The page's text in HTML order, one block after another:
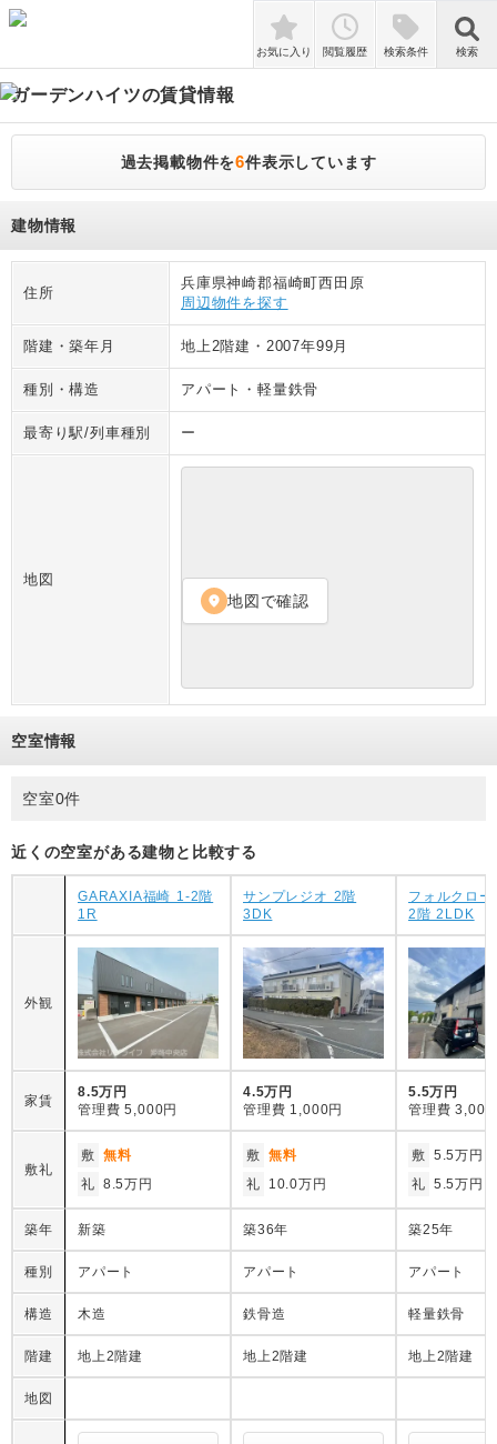
検索
お気に入り 閲覧履歴 検索条件 検索
ガーデンハイツの賃貸情報
過去掲載物件を6件表示しています
建物情報
住所
兵庫県神崎郡福崎町西田原
周辺物件を探す
階建・築年月 地上2階建 ・ 2007年99月
種別・構造 アパート ・軽量鉄骨
最寄り駅/列車種別 ー
地図
location_on 地図で確認
空室情報
空室0件
近くの空室がある建物と比較する
GARAXIA福崎 1-2階
1R
サンプレジオ 2階
3DK
フォルクロー
2階 2LDK
外観
家賃
8.5万円
管理費 5,000円
4.5万円
管理費 1,000円
5.5万円
管理費 3,000
敷礼
敷 無料
礼 8.5万円
敷 無料
礼
10.0万円
敷 5.5万円
礼 5.5万円
築年 新築 築36年 築25年
種別 アパート アパート アパート
構造 木造 鉄骨造 軽量鉄骨
階建 地上2階建 地上2階建 地上2階建
地図